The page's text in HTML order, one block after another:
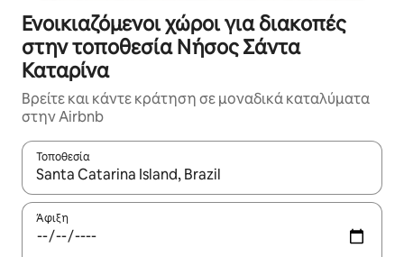
Ενοικιαζόμενοι χώροι για διακοπές
στην τοποθεσία Νήσος Σάντα
Καταρίνα
Βρείτε και κάντε κράτηση σε μοναδικά καταλύματα
στην Airbnb
Τοποθεσία
Όταν τα αποτελέσματα είναι διαθέσιμα, μπορείτε να
Άφιξη